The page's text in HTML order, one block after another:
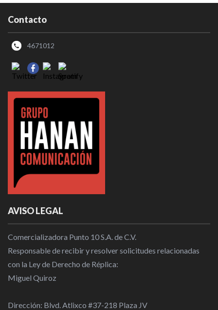
Contacto
4671012
AVISO LEGAL
Comercializadora Punto 10 S.A. de C.V.
Responsable de recibir y resolver solicitudes relacionadas
con la Ley de Derecho de Réplica:
Miguel Quiroz
Dirección: Blvd. Atlixco #37-218 Plaza JV